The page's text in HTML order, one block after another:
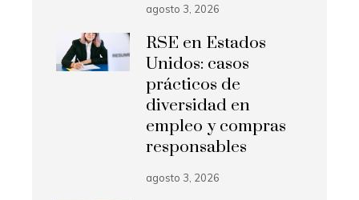
agosto 3, 2026
RSE en Estados
Unidos: casos
prácticos de
diversidad en
empleo y compras
responsables
agosto 3, 2026